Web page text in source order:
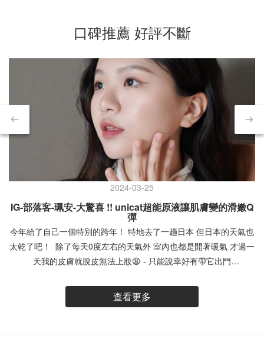
口碑推薦 好評不斷
2024-03-25
IG-部落客-珮安-大驚喜 !! unicat超能原液讓肌膚變的滑嫩Q
彈
今年給了自己一個特別的跨年！ 特地去了一趟日本 但日本的天氣也
太乾了吧！ 除了每天0度左右的天氣外 室內也都是開著暖氣 才過一
天我的皮膚就脫皮無法上妝😩 - 只能說幸好有帶它出門
似濃稠但卻不黏膩 推開就吸收 保濕力很夠 天氣再乾也不怕 讓我快
查看更多